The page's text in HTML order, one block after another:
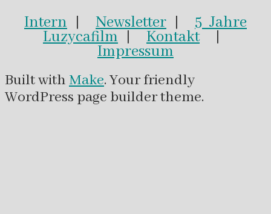
Intern | Newsletter | 5 Jahre
Luzycafilm | Kontakt|
Impressum
Built with Make. Your friendly
WordPress page builder theme.